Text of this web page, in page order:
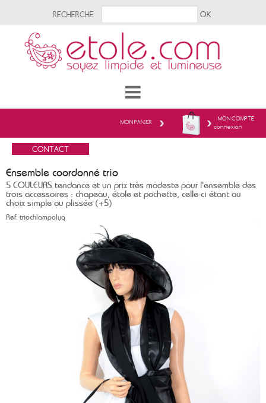
MON COMPTE
connexion
MON PANIER
RECHERCHE
Ensemble coordonné trio
5 COULEURS tendance et un prix très modeste pour l'ensemble des
trois accessoires : chapeau, étole et pochette, celle-ci étant au
choix simple ou plissée (+5)
Ref. triochlampolyg